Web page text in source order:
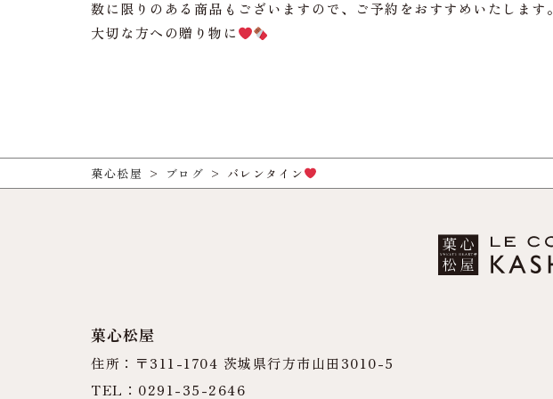
数に限りのある商品もございますので、ご予約をおすすめいたします。
大切な方への贈り物に
菓心松屋 > ブログ > バレンタイン
菓心松屋
住所：〒311-1704 茨城県行方市山田3010-5
TEL：0291-35-2646